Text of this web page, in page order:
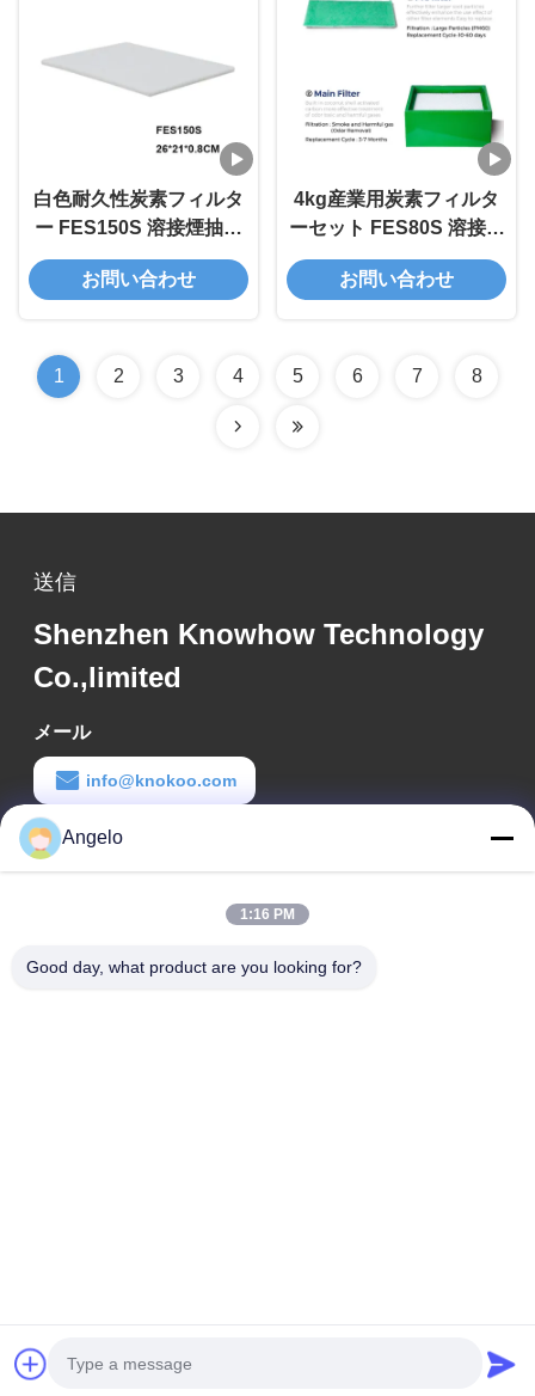
白色耐久性炭素フィルタ
ー FES150S 溶接煙抽出
機のための前フィルター
お問い合わせ
4kg産業用炭素フィルタ
ーセット FES80S 溶接煙
抽出レーザー
お問い合わせ
1 2 3 4 5 6 7 8
送信
Shenzhen Knowhow Technology
Co.,limited
メール
info@knokoo.com
労働時間
08:00-18:00
会社所在地
プライバシーポリシー規約
Angelo
1:16 PM
Good day, what product are you looking for?